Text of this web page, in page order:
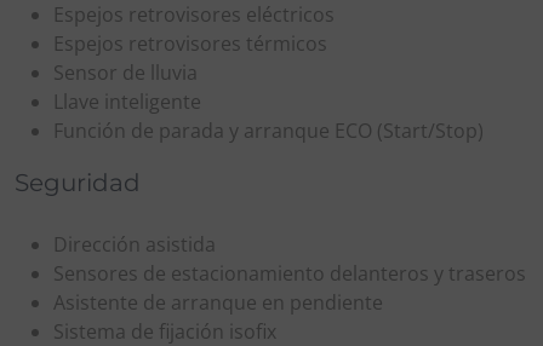
Espejos retrovisores eléctricos
Espejos retrovisores térmicos
Sensor de lluvia
Llave inteligente
Función de parada y arranque ECO (Start/Stop)
Seguridad
Dirección asistida
Sensores de estacionamiento delanteros y traseros
Asistente de arranque en pendiente
Sistema de fijación isofix